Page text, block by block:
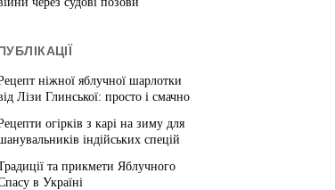
ніжної яблучної шарлотки
Лізи Глинської: просто і смачно
огірків з карі на зиму для
індійських спецій
та прикмети Яблучного
в Україні